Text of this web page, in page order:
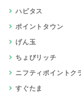
ハピタス
ポイントタウン
げん玉
ちょびリッチ
ニフティポイントク
すぐたま